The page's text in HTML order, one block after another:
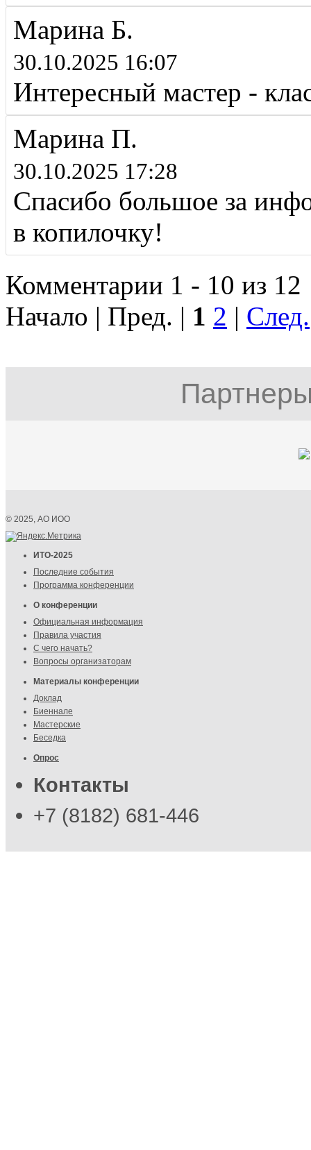
Марина Б.
30.10.2025 16:07
Интересный мастер -
Марина П.
30.10.2025 17:28
Спасибо большое за
в копилочку!
Комментарии 1 - 10 из 12
Начало | Пред. | 1 2 | След.
© 2025, АО ИОО
ИТО-2025
Последние события
Программа конференции
О конференции
Официальная информация
Правила участия
С чего начать?
Вопросы организаторам
Материалы конференции
Доклад
Биеннале
Мастерские
Беседка
Опрос
Контакты
+7 (8182) 681-446